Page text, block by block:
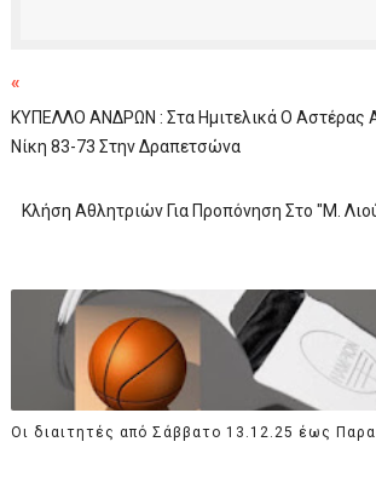
«
ΚΥΠΕΛΛΟ ΑΝΔΡΩΝ : Στα Ημιτελικά Ο Αστέρας
Νίκη 83-73 Στην Δραπετσώνα
Κλήση Αθλητριών Για Προπόνηση Στο "Μ.
Οι διαιτητές από Σάββατο 13.12.25 έως